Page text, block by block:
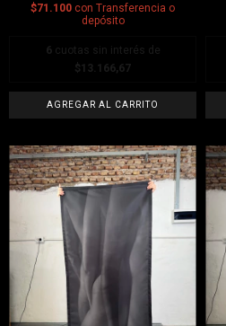
$71.100 con Transferencia o
depósito
6 cuotas sin interés de
$13.166,67